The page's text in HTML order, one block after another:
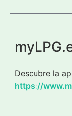
Descubre la
https://